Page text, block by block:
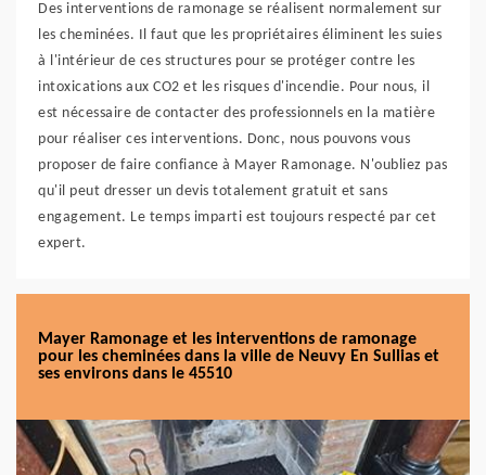
Des interventions de ramonage se réalisent normalement sur
les cheminées. Il faut que les propriétaires éliminent les suies
à l'intérieur de ces structures pour se protéger contre les
intoxications aux CO2 et les risques d'incendie. Pour nous, il
est nécessaire de contacter des professionnels en la matière
pour réaliser ces interventions. Donc, nous pouvons vous
proposer de faire confiance à Mayer Ramonage. N'oubliez pas
qu'il peut dresser un devis totalement gratuit et sans
engagement. Le temps imparti est toujours respecté par cet
expert.
Mayer Ramonage et les interventions de ramonage
pour les cheminées dans la ville de Neuvy En Sullias et
ses environs dans le 45510